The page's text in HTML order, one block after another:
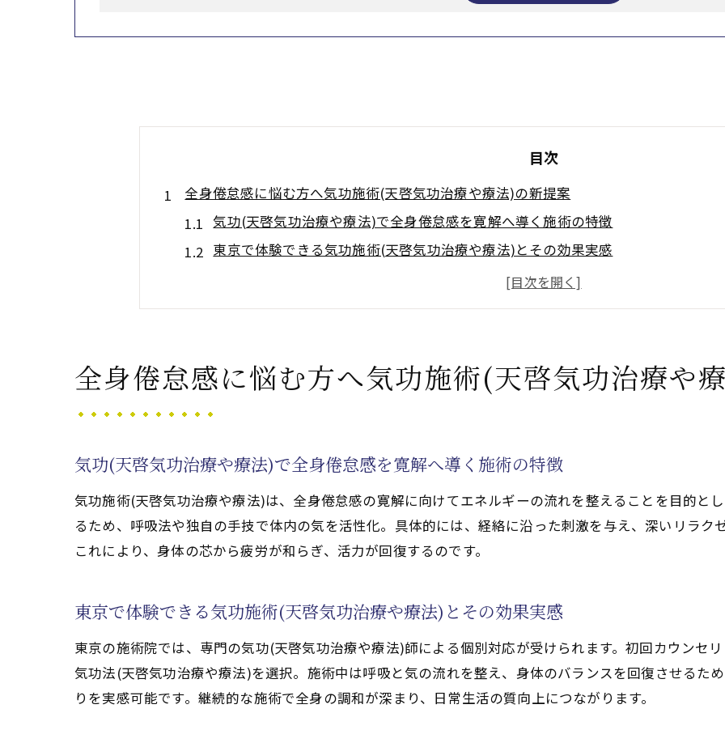
目次
全身倦怠感に悩む方へ気功施術(天啓気功治療や療法)の新提案
気功(天啓気功治療や療法)で全身倦怠感を寛解へ導く施術の特徴
東京で体験できる気功施術(天啓気功治療や療法)とその効果実感
天啓気功治療や療法で活性化するクンダリニーやチャクラ覚醒を促す気功(天啓気
気功施術(天啓気功治療や療法)が心身バランスに与える具体的な変化
気功(天啓気功治療や療法)で心身を整え天啓気功治療や療法で活性化するクンダリニ
気功(天啓気功治療や療法)による心身調整と天啓気功治療や療法で活性化するク
東京での気功(天啓気功治療や療法)体験が覚醒への第一歩となる理由
気功施術(天啓気功治療や療法)で心身のエネルギーを整えるコツ
天啓気功治療や療法で活性化するチャクラの活性化がもたらす寛解体験とは
気功(天啓気功治療や療法)でチャクラ活性化し全身倦怠感を緩和する
気功施術(天啓気功治療や療法)で得られるエネルギー循環の変化
天啓気功治療や療法で活性化するクンダリニー上昇と天啓気功治療や療法で活性
全身倦怠感改善へ導く天啓気功治療や療法で活性化するチャクラワークのコツ
東京で気功施術(天啓気功治療や療法)を受ける際のポイント解説
全身倦怠感に悩む方へ気功施術(天啓気功治療や
気功(天啓気功治療や療法)で全身倦怠感を寛解へ導く施術の特徴
気功施術(天啓気功治療や療法)は、全身倦怠感の寛解に向けてエネルギーの流れを整えることを目的と
るため、呼吸法や独自の手技で体内の気を活性化。具体的には、経絡に沿った刺激を与え、深いリラク
これにより、身体の芯から疲労が和らぎ、活力が回復するのです。
東京で体験できる気功施術(天啓気功治療や療法)とその効果実感
東京の施術院では、専門の気功(天啓気功治療や療法)師による個別対応が受けられます。初回カウンセ
気功法(天啓気功治療や療法)を選択。施術中は呼吸と気の流れを整え、身体のバランスを回復させるた
りを実感可能です。継続的な施術で全身の調和が深まり、日常生活の質向上につながります。